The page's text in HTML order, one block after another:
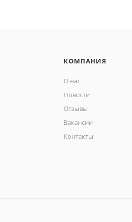
КОМПАНИЯ
О нас
Новости
Отзывы
Вакансии
Контакты